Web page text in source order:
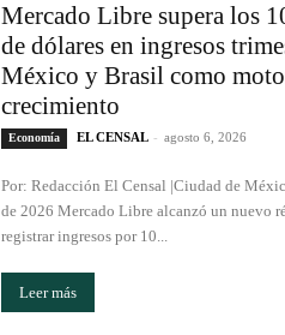
Mercado Libre supera los
de dólares en ingresos
México y Brasil como
crecimiento
Economía EL CENSAL - agosto 6, 2026
Por: Redacción El Censal |Ciudad de
de 2026 Mercado Libre alcanzó un nuevo
registrar ingresos por 10...
Leer más